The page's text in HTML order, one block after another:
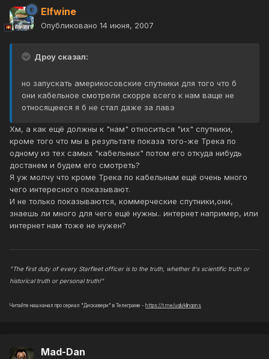
Elfwine
Опубликовано 14 июня, 2007
Дроу сказал:
но запускать америкосовские спутники для того что б
они кабельное смотрели скорре всего к нам ваще не
относящееся я б не стал даже за лавэ
Хм, а как ещё должны к "нам" относиться "их" спутники,
кроме того что мы в результате показа того-же Трека по
одному из тех самых "кабельных" потом его откуда нибудь
достанем и будем его смотреть?
Я уж молчу что кроме Трека по кабельным ещё очень много
чего интересного показывают.
И не только показываются, коммерческие спутники,они,
знаешь ли много для чего ещё нужны.. интернет например, или
интернет нам тоже не нужен?
"The first duty of every Starfleet officer is to the truth, whether it's scientific truth or
historical truth or personal truth!"
Читайте наш канал про сериал "Дискавери" в Телеграме - https://t.me/uglyklingons
Mad-Dan